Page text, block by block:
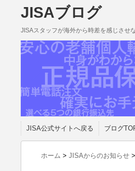
JISAブログ
JISAスタッフが海外から時差を感じさせ
JISA公式サイトへ戻る ブログ
ホーム > JISAからのお知らせ >